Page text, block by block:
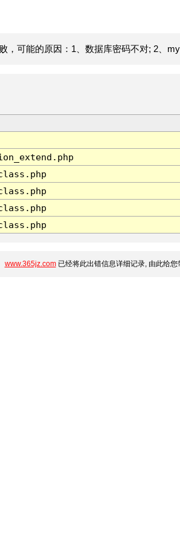
，可能的原因：1、数据库密码不对; 2、
www.365jz.com已经将此出错信息详细记录, 由此给